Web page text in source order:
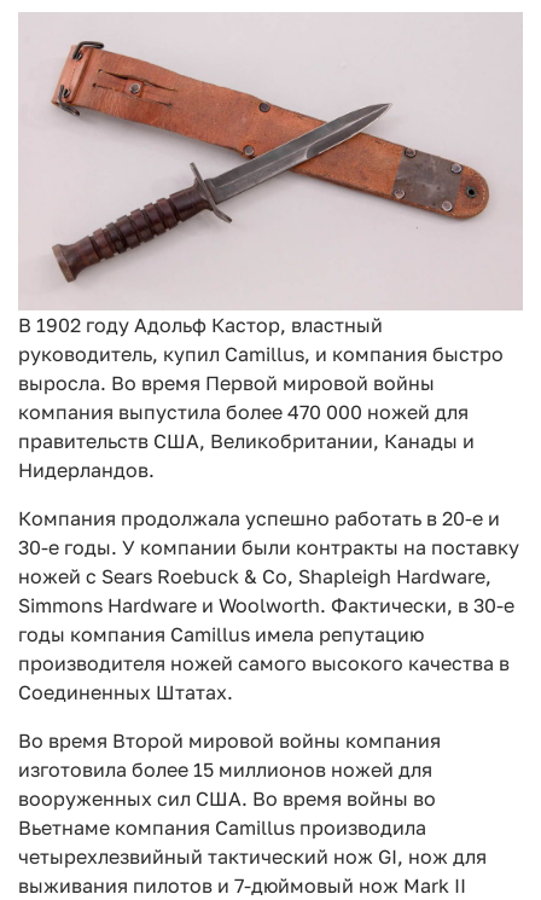
В 1902 году Адольф Кастор, властный
руководитель, купил Camillus, и компания быстро
выросла. Во время Первой мировой войны
компания выпустила более 470 000 ножей для
правительств США, Великобритании, Канады и
Нидерландов.
Компания продолжала успешно работать в 20-е и
30-е годы. У компании были контракты на поставку
ножей с Sears Roebuck & Co, Shapleigh Hardware,
Simmons Hardware и Woolworth. Фактически, в 30-е
годы компания Camillus имела репутацию
производителя ножей самого высокого качества в
Соединенных Штатах.
Во время Второй мировой войны компания
изготовила более 15 миллионов ножей для
вооруженных сил США. Во время войны во
Вьетнаме компания Camillus производила
четырехлезвийный тактический нож GI, нож для
выживания пилотов и 7-дюймовый нож Mark II